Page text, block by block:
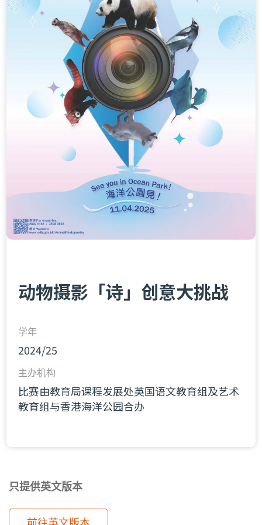
动物摄影「诗」创意大挑战
学年
2024/25
主办机构
比赛由教育局课程发展处英国语文教育组及艺术
教育组与香港海洋公园合办
只提供英文版本